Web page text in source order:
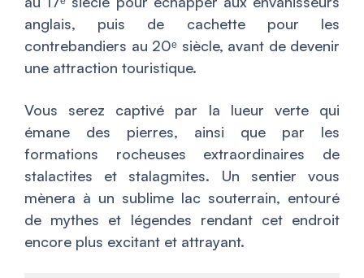
anglais, puis de cachette pour les
contrebandiers au 20ᵉ siècle, avant de devenir
une attraction touristique.
Vous serez captivé par la lueur verte qui
émane des pierres, ainsi que par les
formations rocheuses extraordinaires de
stalactites et stalagmites. Un sentier vous
mènera à un sublime lac souterrain, entouré
de mythes et légendes rendant cet endroit
encore plus excitant et attrayant.